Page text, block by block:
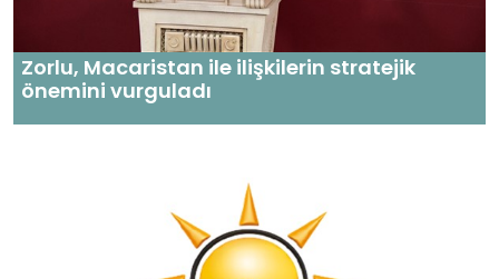
Zorlu, Macaristan ile ilişkilerin stratejik
önemini vurguladı